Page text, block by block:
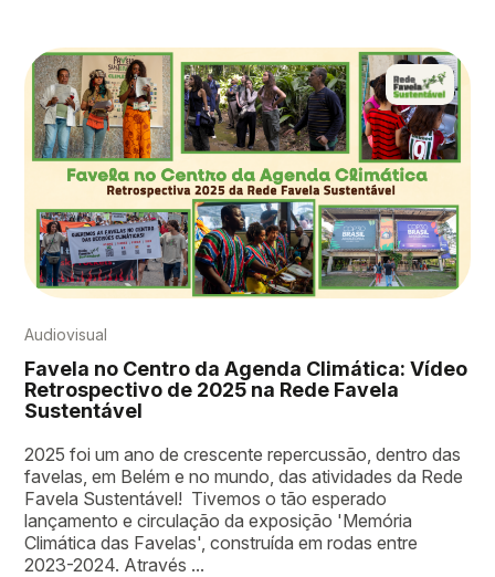
Audiovisual
Favela no Centro da Agenda Climática: Vídeo
Retrospectivo de 2025 na Rede Favela
Sustentável
2025 foi um ano de crescente repercussão, dentro das
favelas, em Belém e no mundo, das atividades da Rede
Favela Sustentável! Tivemos o tão esperado
lançamento e circulação da exposição 'Memória
Climática das Favelas', construída em rodas entre
2023-2024. Através ...
Email
Deixe uma mensagem